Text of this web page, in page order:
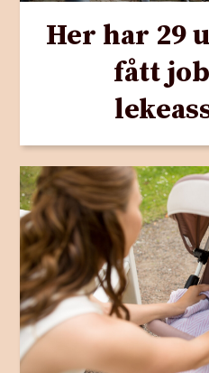
Her har 29
fått